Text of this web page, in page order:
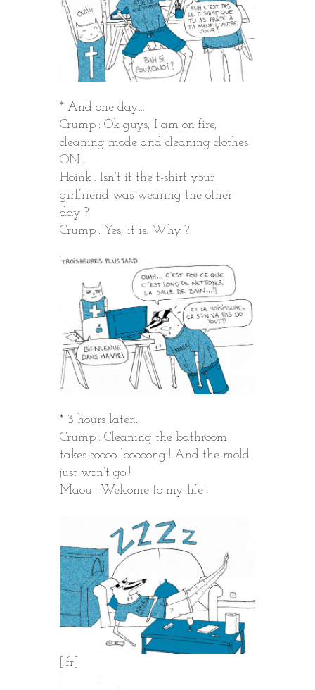
* And one day…
Crump : Ok guys, I am on fire,
cleaning mode and cleaning clothes
ON !
Hoink : Isn’t it the t-shirt your
girlfriend was wearing the other
day ?
Crump : Yes, it is. Why ?
* 3 hours later…
Crump : Cleaning the bathroom
takes soooo looooong ! And the mold
just won’t go !
Maou : Welcome to my life !
[:fr]